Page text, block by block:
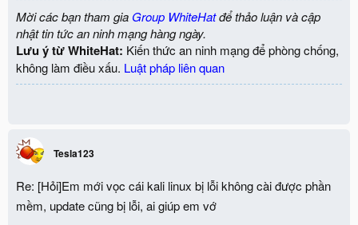
Mời các bạn tham gia Group WhiteHatđể thảo luận và cập
nhật tin tức an ninh mạng hàng ngày.
Lưu ý từ WhiteHat: Kiến thức an ninh mạng để phòng chống,
không làm điều xấu. Luật pháp liên quan
Tesla123
Re: [Hỏi]Em mới vọc cái kali linux bị lỗi không cài được phần
mềm, update cũng bị lỗi, ai giúp em vớ